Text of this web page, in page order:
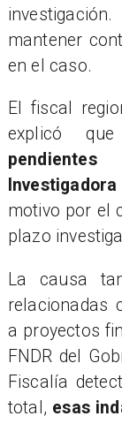
mantener
en el caso.
El fiscal
explicó
motivo por el
plazo
La causa
relacionadas
a proyectos
FNDR del
Fiscalía
total, esas